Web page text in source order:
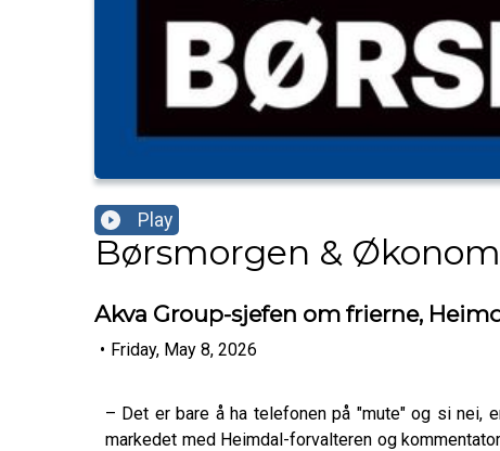
Play
Børsmorgen &
Akva Group-sjefen om frierne,
• Friday, May 8, 2026
– Det er bare å ha telefonen på "mute" og si nei,
markedet med Heimdal-forvalteren og